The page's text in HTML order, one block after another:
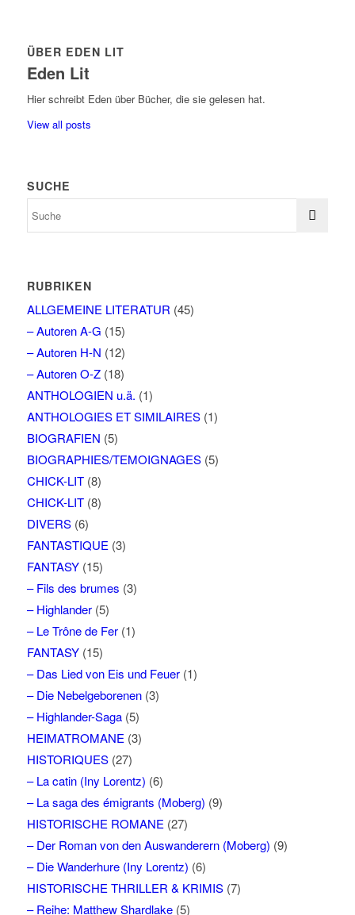
ÜBER EDEN LIT
Eden Lit
Hier schreibt Eden über Bücher, die sie gelesen hat.
View all posts
SUCHE
RUBRIKEN
ALLGEMEINE LITERATUR (45)
– Autoren A-G (15)
– Autoren H-N (12)
– Autoren O-Z(18)
ANTHOLOGIEN u.ä. (1)
ANTHOLOGIES ET SIMILAIRES(1)
BIOGRAFIEN (5)
BIOGRAPHIES/TEMOIGNAGES(5)
CHICK-LIT(8)
CHICK-LIT(8)
DIVERS(6)
FANTASTIQUE(3)
FANTASY(15)
– Fils des brumes (3)
– Highlander(5)
– Le Trône de Fer(1)
FANTASY(15)
– Das Lied von Eis und Feuer(1)
– Die Nebelgeborenen(3)
– Highlander-Saga(5)
HEIMATROMANE(3)
HISTORIQUES(27)
– La catin (Iny Lorentz) (6)
– La saga des émigrants (Moberg) (9)
HISTORISCHE ROMANE(27)
– Der Roman von den Auswanderern (Moberg) (9)
– Die Wanderhure (Iny Lorentz) (6)
HISTORISCHE THRILLER & KRIMIS(7)
– Reihe: Matthew Shardlake(5)